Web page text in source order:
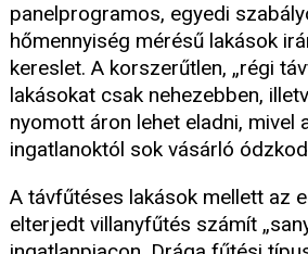
panelprogramos, egyedi
hőmennyiség mérésű lakások
kereslet. A korszerűtlen, „régi
lakásokat csak nehezebben,
nyomott áron lehet eladni, mivel
ingatlanoktól sok vásárló
A távfűtéses lakások mellett az
elterjedt villanyfűtés számít